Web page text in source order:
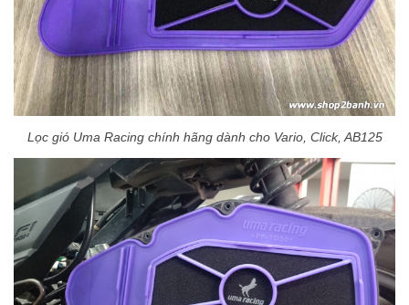
Lọc gió Uma Racing chính hãng dành cho Vario, Click, AB125